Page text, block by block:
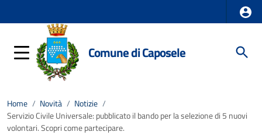
Comune di Caposele
Home / Novità / Notizie /
Servizio Civile Universale: pubblicato il bando per la selezione di 5 nuovi
volontari. Scopri come partecipare.